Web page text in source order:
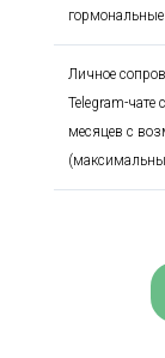
Личное
Telegram-чате
месяцев с